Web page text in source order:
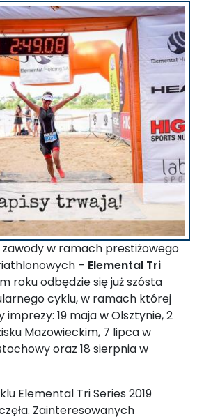
zawody w ramach prestiżowego
– Elemental Tri
roku odbędzie się już szósta
cyklu, w ramach której
19 maja w Olsztynie, 2
Mazowieckim, 7 lipca w
oraz 18 sierpnia w
Elemental Tri Series 2019
Zainteresowanych